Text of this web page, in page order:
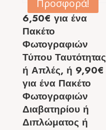
Προσφορά!
6,50€ για ένα
Πακέτο
Φωτογραφιών
Τύπου Ταυτότητας
ή Απλές, ή 9,90€
για ένα Πακέτο
Φωτογραφιών
Διαβατηρίου ή
Διπλώματος ή